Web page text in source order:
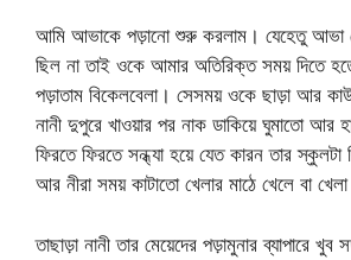
আমি আভাকে পড়ানো শুরু করলাম। যেহেতু আভা
ছিল না তাই ওকে আমার অতিরিক্ত সময় দিতে
পড়াতাম বিকেলবেলা। সেসময় ওকে ছাড়া আর
নানী দুপুরে খাওয়ার পর নাক ডাকিয়ে ঘুমাতো আর
ফিরতে ফিরতে সন্ধ্যা হয়ে যেত কারন তার
আর নীরা সময় কাটাতো খেলার মাঠে খেলে বা
তাছাড়া নানী তার মেয়েদের পড়ামুনার ব্যাপারে